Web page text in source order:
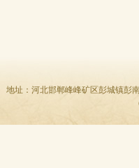
地址：河北邯郸峰峰矿区彭城镇